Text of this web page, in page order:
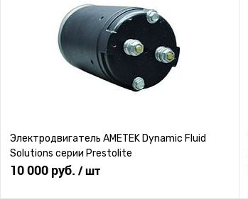
Электродвигатель AMETEK Dynamic Fluid
Solutions серии Prestolite
10 000 руб. / шт